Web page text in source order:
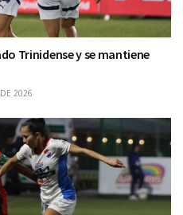
Trinidense y se mantiene
2026